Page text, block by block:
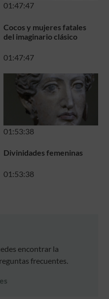
01:47:47
Cocos y mujeres fatales
del imaginario clásico
01:47:47
01:53:38
Divinidades femeninas
01:53:38
encontrar la
frecuentes.